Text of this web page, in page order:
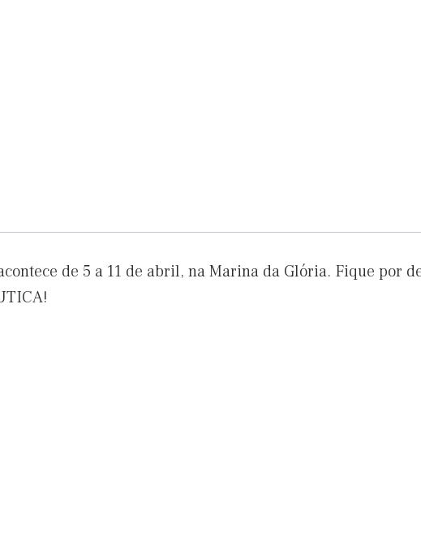
de 5 a 11 de abril, na Marina da Glória. Fique por